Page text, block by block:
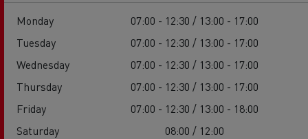
Monday
07:00 - 12:30 / 13:00 - 17:00
Tuesday
07:00 - 12:30 / 13:00 - 17:00
Wednesday
07:00 - 12:30 / 13:00 - 17:00
Thursday
07:00 - 12:30 / 13:00 - 17:00
Friday
07:00 - 12:30 / 13:00 - 18:00
Saturday
08:00 / 12:00